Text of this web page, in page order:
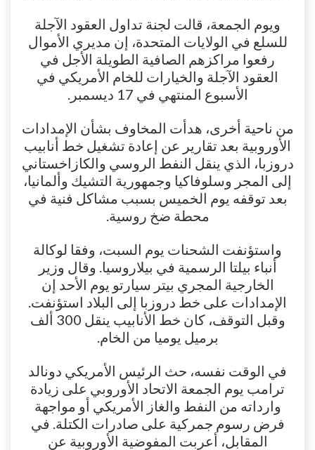
ويوم الجمعة، قالت لجنة تداول العقود الآجلة
للسلع في الولايات المتحدة، إن مديري الأموال
رفعوا مراكزهم الصافية الطويلة الأجل في
العقود الآجلة والخيارات للخام الأمريكي في
الأسبوع المنتهي في 17 ديسمبر.
من ناحية أخرى، هدأت المخاوف بشأن الإمدادات
الأوروبية بعد تقارير عن إعادة تشغيل خط أنابيب
دروزبا، الذي ينقل النفط الروسي والكازاخستاني
إلى المجر وسلوفاكيا وجمهورية التشيك وألمانيا،
بعد توقفه يوم الخميس بسبب مشاكل فنية في
محطة ضخ روسية.
واستؤنفت الشحنات يوم السبت، وفقا لوكالة
أنباء بيلتا الرسمية في بيلاروسيا. وقال وزير
الخارجية المجري بيتر سيارتو يوم الأحد إن
الإمدادات على خط دروزبا إلى البلاد استؤنفت.
وقبل التوقف، كان خط الأنابيب ينقل 300 ألف
برميل يوميا من الخام.
في الوقت نفسه، حث الرئيس الأمريكي دونالد
ترامب يوم الجمعة الاتحاد الأوروبي على زيادة
وارداته من النفط والغاز الأمريكي أو مواجهة
فرض رسوم جمركية على صادرات الكتلة. في
المقابل، أعربت المفوضية الأوروبية عن